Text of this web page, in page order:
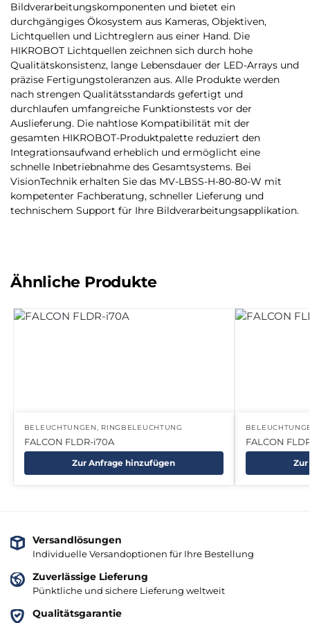
Bildverarbeitungskomponenten und bietet ein
durchgängiges Ökosystem aus Kameras, Objektiven,
Lichtquellen und Lichtreglern aus einer Hand. Die
HIKROBOT Lichtquellen zeichnen sich durch hohe
Qualitätskonsistenz, lange Lebensdauer der LED-Arrays und
präzise Fertigungstoleranzen aus. Alle Produkte werden
nach strengen Qualitätsstandards gefertigt und
durchlaufen umfangreiche Funktionstests vor der
Auslieferung. Die nahtlose Kompatibilität mit der
gesamten HIKROBOT-Produktpalette reduziert den
Integrationsaufwand erheblich und ermöglicht eine
schnelle Inbetriebnahme des Gesamtsystems. Bei
VisionTechnik erhalten Sie das MV-LBSS-H-80-80-W mit
kompetenter Fachberatung, schneller Lieferung und
technischem Support für Ihre Bildverarbeitungsapplikation.
Ähnliche Produkte
BELEUCHTUNGEN, RINGBELEUCHTUNG
FALCON FLDR-i70A
Zur Anfrage hinzufügen
FALCON
Versandlösungen
Individuelle Versandoptionen für Ihre Bestellung
Zuverlässige Lieferung
Pünktliche und sichere Lieferung weltweit
Qualitätsgarantie